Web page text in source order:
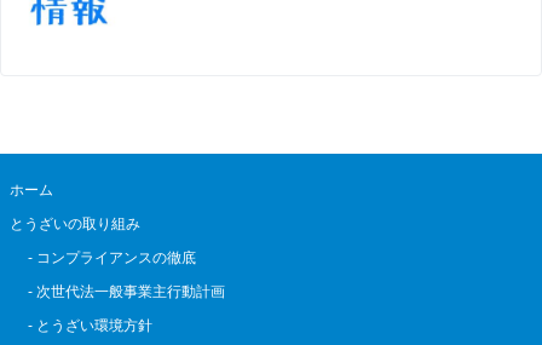
ホーム
とうざいの取り組み
- コンプライアンスの徹底
- 次世代法一般事業主行動計画
- とうざい環境方針